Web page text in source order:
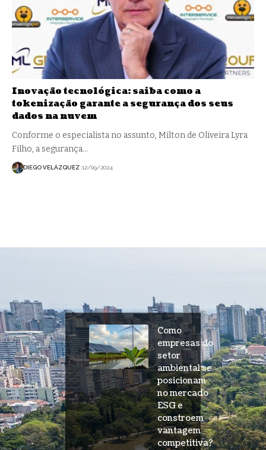
Inovação tecnológica: saiba como a
tokenização garante a segurança dos seus
dados na nuvem
Conforme o especialista no assunto, Milton de Oliveira Lyra
Filho, a segurança…
DIEGO VELÁZQUEZ 12/09/2024
Como
empresas do
setor
ambiental se
posicionam
no mercado
ESG e
constroem
vantagem
competitiva?